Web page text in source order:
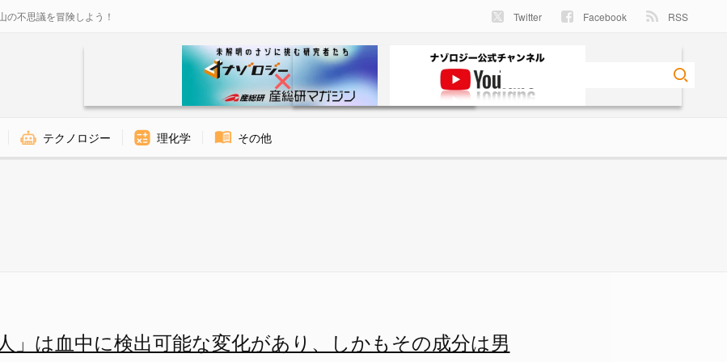
不思議を冒険しよう！ Twitter Facebook RSS
テクノロジー 理化学 その他
」は血中に検出可能な変化があり、しかもその成分は男